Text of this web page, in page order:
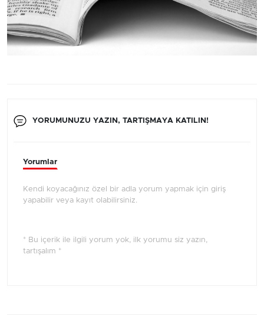
YORUMUNUZU YAZIN, TARTIŞMAYA KATILIN!
Yorumlar
Kendi koyacağınız özel bir adla yorum yapmak için giriş
yapabilir veya kayıt olabilirsiniz.
* Bu içerik ile ilgili yorum yok, ilk yorumu siz yazın,
tartışalım *